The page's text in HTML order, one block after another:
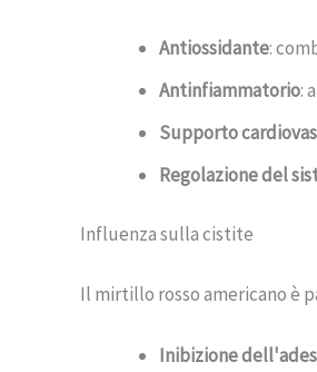
Antiossidante:
Antinfiammatorio:
Supporto
Regolazione del
Influenza sulla cistite
Il mirtillo rosso americano è
Inibizione